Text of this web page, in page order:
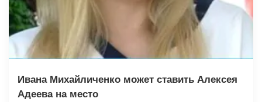
Ивана Михайличенко может ставить Алексея
Адеева на место